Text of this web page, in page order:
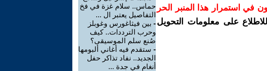
في استمرار هذا المنبر الحر
للاطلاع على معلومات التحويل
حماس.. سلام غزة في فخ
التفاصيل يعتبر ال ...
- بين فيثاغورس وغوبلز
وحرب الترددات.. كيف
صُنع سلم الموسيقى؟
- ستقدم فيه أغاني ألبومها
الجديد.. نفاد تذاكر حفل
أنغام في جدة ...